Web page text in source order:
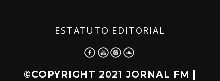
ESTATUTO EDITORIAL
©COPYRIGHT 2021 JORNAL FM |